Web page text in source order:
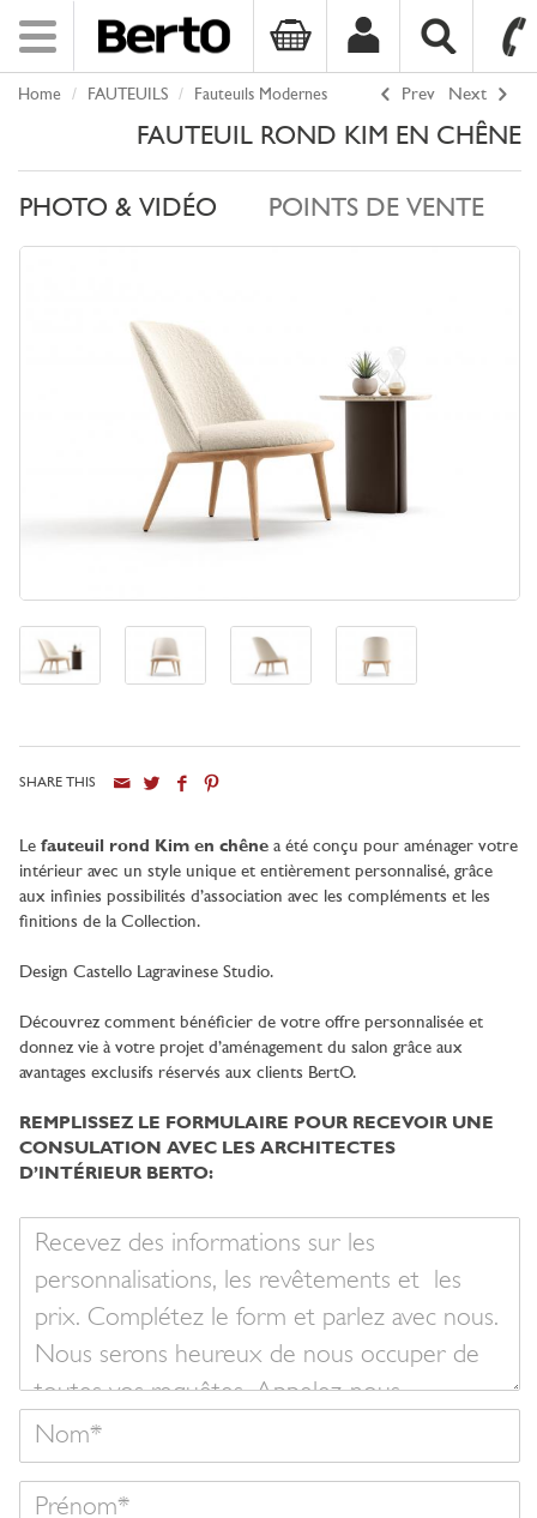
SKIP TO CONTENT
Toggle
navigation
Prev Next
Home FAUTEUILS Fauteuils Modernes
FAUTEUIL ROND KIM EN CHÊNE
PHOTO & VIDÉO POINTS DE VENTE
SHARE THIS
Le fauteuil rond Kim en chêne a été conçu pour aménager votre
intérieur avec un style unique et entièrement personnalisé, grâce
aux infinies possibilités d’association avec les compléments et les
finitions de la Collection.
Design Castello Lagravinese Studio.
Découvrez comment bénéficier de votre offre personnalisée et
donnez vie à votre projet d’aménagement du salon grâce aux
avantages exclusifs réservés aux clients BertO.
REMPLISSEZ LE FORMULAIRE POUR RECEVOIR UNE
CONSULATION AVEC LES ARCHITECTES
D’INTÉRIEUR BERTO:
message